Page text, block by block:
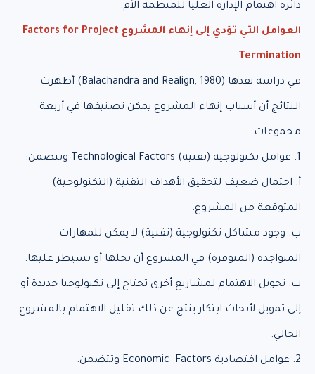
دائرة اهتمام الإدارة العليا للمنظمة الأم.
العوامل التي تؤدي إلى إنهاء المشروع Factors for Project
Termination
في دراسة نفذها (Balachandra and Realign, 1980) أظهرت
النتائج أن أسباب إنهاء المشروع يمكن تصنيفها في أربعة
مجموعات:
1. عوامل تكنولوجية (تقنية) Technological Factors وتتضمن:
أ. احتمال ضعيف لتحقيق الأهداف التقنية (التكنولوجية)
المتوقعة من المشروع.
ب. وجود مشاكل تكنولوجية (تقنية) لا يمكن للمهارات
المتواجدة (المتوفرة) في المشروع أن تحلها أو تسيطر عليها.
ت. تحويل الاهتمام لمشاريع أخرى تحتاج إلى تكنولوجيا جديدة أو
إلى تمويل لأبحاث ابتكار ينتج عن ذلك تقليل الاهتمام بالمشروع
الحالي.
2. عوامل اقتصادية Economic Factors وتتضمن: